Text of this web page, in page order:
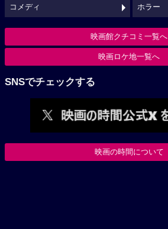
コメディ ホラー
映画館クチコミ一覧へ
映画ロケ地一覧へ
SNSでチェックする
映画の時間について